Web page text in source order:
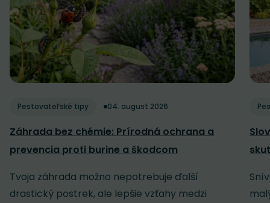
Pestovateľské tipy 04. august 2026
Záhrada bez chémie: Prírodná ochrana a
prevencia proti burine a škodcom
Tvoja záhrada možno nepotrebuje ďalší
drastický postrek, ale lepšie vzťahy medzi